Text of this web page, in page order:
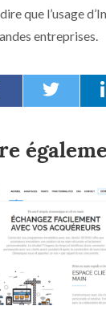
que l’usage
entreprises.